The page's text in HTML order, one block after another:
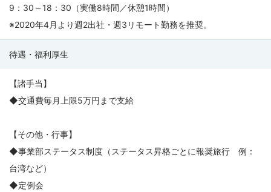
9：30～18：30（実働8時間／休憩1時間）
※2020年4月より週2出社・週3リモート勤務を推奨。
待遇・福利厚生
【諸手当】
◆交通費毎月上限5万円まで支給
【その他・行事】
◆事業部ステータス制度（ステータス昇格ごとに報奨旅行 例：
台湾など）
◆定例会